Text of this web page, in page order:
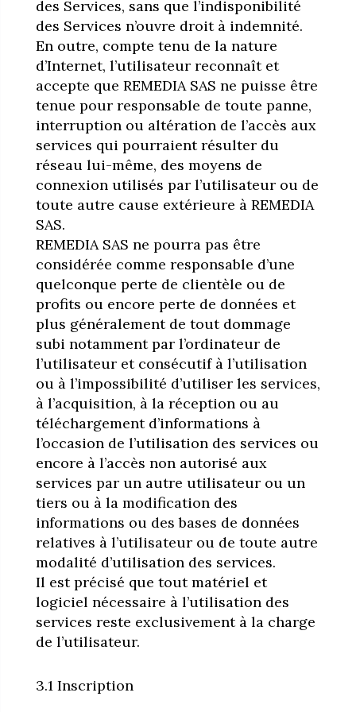
des Services, sans que l’indisponibilité
des Services n’ouvre droit à indemnité.
En outre, compte tenu de la nature
d’Internet, l’utilisateur reconnaît et
accepte que REMEDIA SAS ne puisse être
tenue pour responsable de toute panne,
interruption ou altération de l’accès aux
services qui pourraient résulter du
réseau lui-même, des moyens de
connexion utilisés par l’utilisateur ou de
toute autre cause extérieure à REMEDIA
SAS.
REMEDIA SAS ne pourra pas être
considérée comme responsable d’une
quelconque perte de clientèle ou de
profits ou encore perte de données et
plus généralement de tout dommage
subi notamment par l’ordinateur de
l’utilisateur et consécutif à l’utilisation
ou à l’impossibilité d’utiliser les services,
à l’acquisition, à la réception ou au
téléchargement d’informations à
l’occasion de l’utilisation des services ou
encore à l’accès non autorisé aux
services par un autre utilisateur ou un
tiers ou à la modification des
informations ou des bases de données
relatives à l’utilisateur ou de toute autre
modalité d’utilisation des services.
Il est précisé que tout matériel et
logiciel nécessaire à l’utilisation des
services reste exclusivement à la charge
de l’utilisateur.
3.1 Inscription